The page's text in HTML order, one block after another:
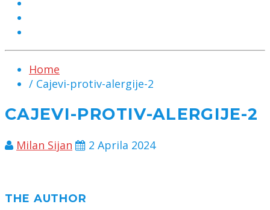
Home
/ Cajevi-protiv-alergije-2
CAJEVI-PROTIV-ALERGIJE-2
Milan Sijan 2 Aprila 2024
THE AUTHOR